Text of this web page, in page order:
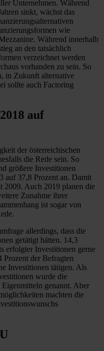
Unternehmen. Während
sinkt, wächst das
wie
Während innerhalb
an den tatsächlich
verzeichnet werden
vorhanden zu sein. So
in Zukunft alternative
sollte auch Factoring
auf
der österreichischen
die Rede sein. So
größere Investitionen
auf 37,8 Prozent an. Damit
2009. Auch 2019 planen die
Zunahme ihrer
ist sogar von
allerdings, dass die
getätigt hätten. 14,3
erfolgter Investitionen gerne
Prozent der Befragten
Investitionen tätigen. Als
wurde die
genannt. Aber
machten die